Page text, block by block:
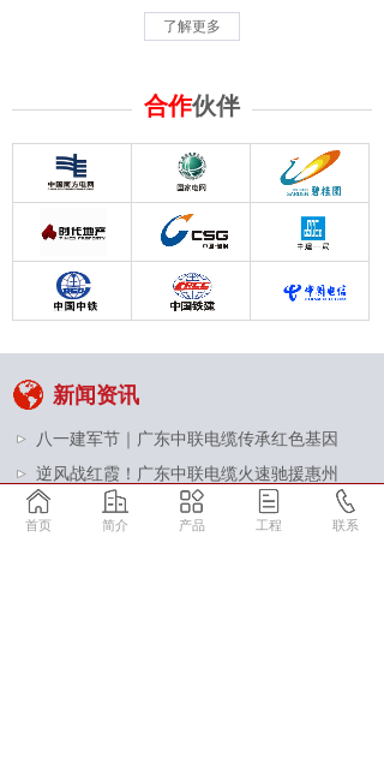
YJV
了解更多
合作伙伴
八一建军节｜广东中联电缆传承红色基因
逆风战红霞！广东中联电缆火速驰援惠州
荣耀加冕 品牌向上｜广东中联电缆集团
新闻资讯
首页 简介 产品 工程 联系